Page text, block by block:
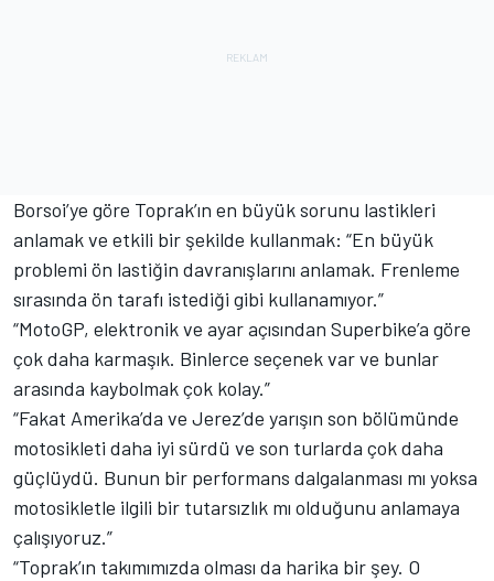
Borsoi’ye göre Toprak’ın en büyük sorunu lastikleri
anlamak ve etkili bir şekilde kullanmak: “En büyük
problemi ön lastiğin davranışlarını anlamak. Frenleme
sırasında ön tarafı istediği gibi kullanamıyor.”
“MotoGP, elektronik ve ayar açısından Superbike’a göre
çok daha karmaşık. Binlerce seçenek var ve bunlar
arasında kaybolmak çok kolay.”
“Fakat Amerika’da ve Jerez’de yarışın son bölümünde
motosikleti daha iyi sürdü ve son turlarda çok daha
güçlüydü. Bunun bir performans dalgalanması mı yoksa
motosikletle ilgili bir tutarsızlık mı olduğunu anlamaya
çalışıyoruz.”
“Toprak’ın takımımızda olması da harika bir şey. O